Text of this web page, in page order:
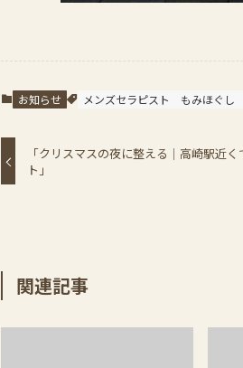
お知らせ メンズセラピスト もみほぐし
「クリスマスの夜に整える｜高崎駅近
ト」
関連記事